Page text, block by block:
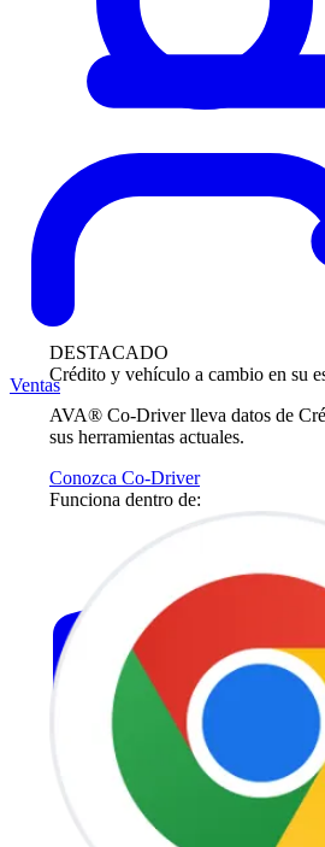
DESTACADO
Crédito y vehículo a cambio en su
AVA® Co-Driver lleva datos de
sus herramientas actuales.
Conozca Co-Driver
Funciona dentro de:
Ventas